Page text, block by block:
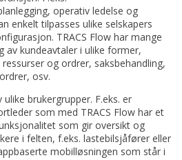
operativ ledelse og
enkelt tilpasses ulike selskapers
TRACS Flow har mange
av kundeavtaler i ulike former,
og ordrer, saksbehandling,
osv.
ulike brukergrupper. F.eks. er
som med TRACS Flow har et
som gir oversikt og
i felten, f.eks. lastebilsjåfører eller
mobilløsningen som står i